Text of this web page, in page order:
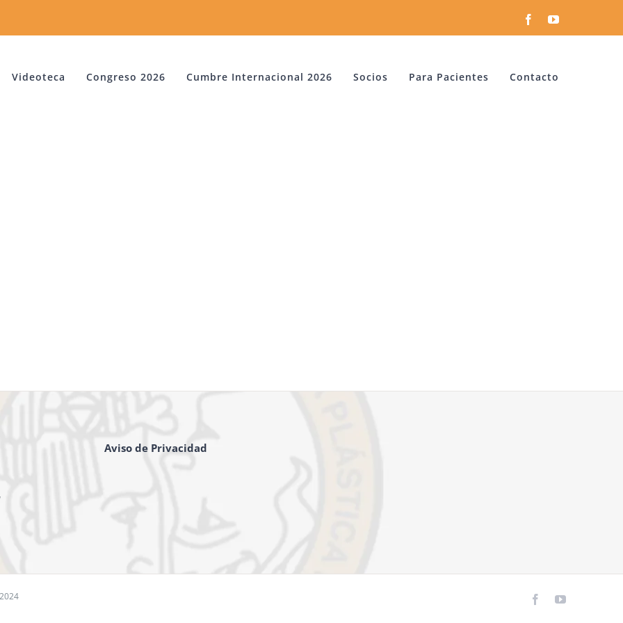
FacebookYouTube
Videoteca Congreso 2026 Cumbre Internacional 2026 Socios Para Pacientes Contacto
Aviso de Privacidad
FacebookYouTube